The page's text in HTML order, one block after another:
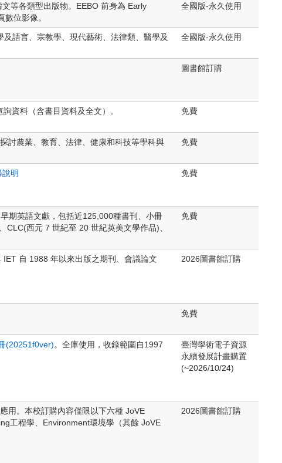
等各類型出版物。EEBO 前身為 Early
位影像。
全國版-永久使用
語言、宗教學、現代藝術、法律類、醫學及
全國版-永久使用
圖書館訂購
資料（含書目資料及全文）。 免費
討農業、教育、法律、健康和科技等學科與
免費
明 免費
期英語文獻，包括近125,000種書刊、小冊
西元 7 世紀至 20 世紀英美文學作品)、
免費
自 1988 年以來出版之期刊、會議論文
2026圖書館訂購
免費
(20251f0ver)。全庫使用，收錄範圍自1997
臺灣學術電子資源
永續發展計畫購置
(~2026/10/24)
用。本校訂購內容僅限以下六種 JoVE
工程學、Environment環境學（其餘 JoVE
2026圖書館訂購